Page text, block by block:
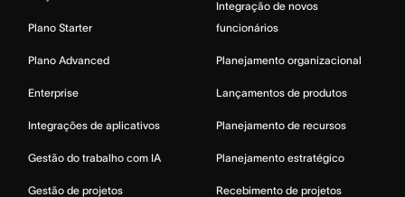
Plano Starter
Plano Advanced
Enterprise
Integrações de aplicativos
Gestão do trabalho com IA
Gestão de projetos
Integração de novos
funcionários
Planejamento organizacional
Lançamentos de produtos
Planejamento de recursos
Planejamento estratégico
Recebimento de projetos